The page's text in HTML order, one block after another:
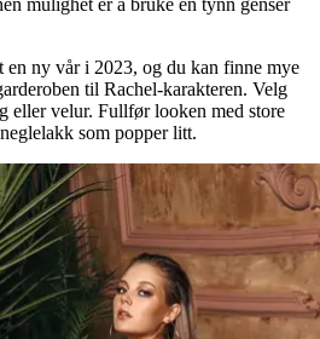
mulighet er å bruke en tynn genser
en ny vår i 2023, og du kan finne mye
til Rachel-karakteren. Velg
eller velur. Fullfør looken med store
som popper litt.